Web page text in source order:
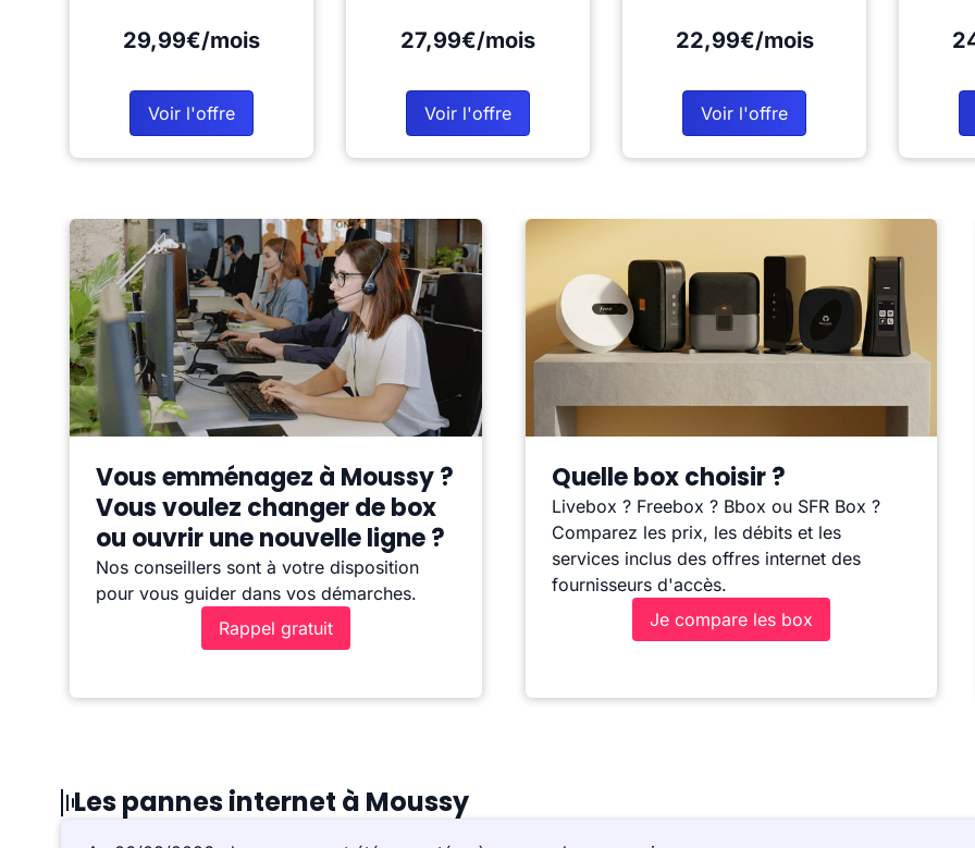
29,99€/mois
Voir l'offre
27,99€/mois
Voir l'offre
22,99€/mois
Voir l'offre
Vous emménagez à Moussy ?
Vous voulez changer de box
ou ouvrir une nouvelle ligne ?
Nos conseillers sont à votre disposition
pour vous guider dans vos démarches.
Rappel gratuit
Quelle box choisir ?
Livebox ? Freebox ? Bbox ou SFR Box ?
Comparez les prix, les débits et les
services inclus des offres internet des
fournisseurs d'accès.
Je compare les box
Les pannes internet à Moussy